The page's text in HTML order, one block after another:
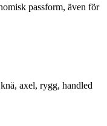
passform, även för
axel, rygg, handled